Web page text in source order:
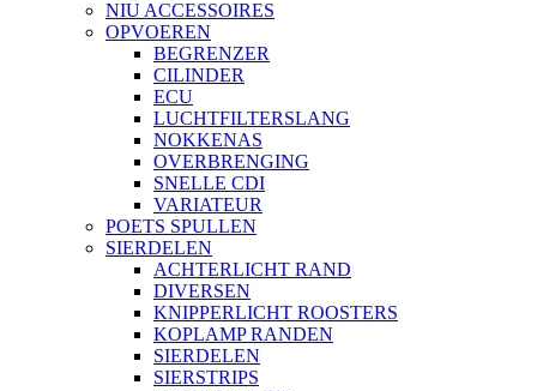
NIU ACCESSOIRES
OPVOEREN
BEGRENZER
CILINDER
ECU
LUCHTFILTERSLANG
NOKKENAS
OVERBRENGING
SNELLE CDI
VARIATEUR
POETS SPULLEN
SIERDELEN
ACHTERLICHT RAND
DIVERSEN
KNIPPERLICHT ROOSTERS
KOPLAMP RANDEN
SIERDELEN
SIERSTRIPS